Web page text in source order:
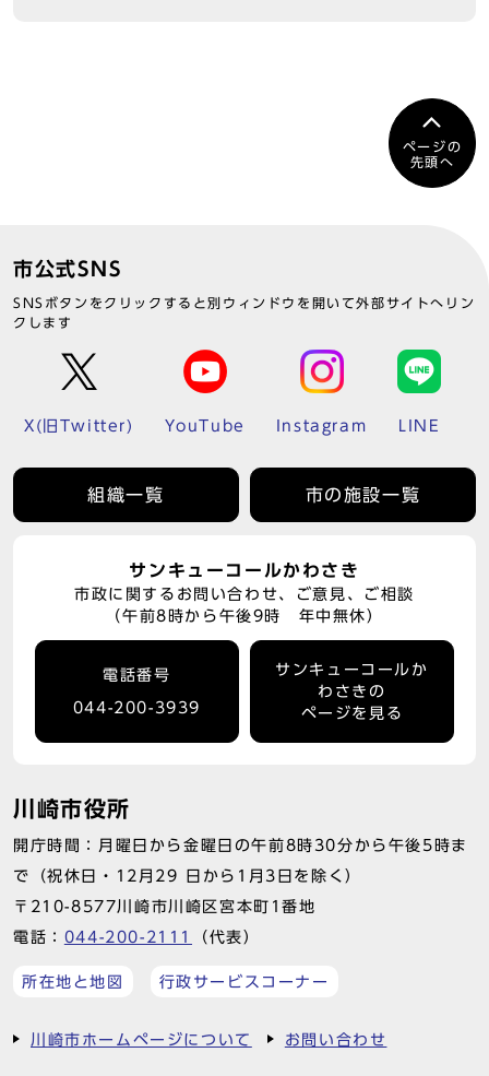
ページの
先頭へ
市公式SNS
SNSボタンをクリックすると別ウィンドウを開いて外部サイトへリン
クします
X(旧Twitter) YouTube Instagram LINE
組織一覧 市の施設一覧
サンキューコールかわさき
市政に関するお問い合わせ、ご意見、ご相談
（午前8時から午後9時 年中無休）
電話番号
044-200-3939
サンキューコールか
わさきの
ページを見る
川崎市役所
開庁時間：月曜日から金曜日の午前8時30分から午後5時ま
で（祝休日・12月29 日から1月3日を除く）
〒210-8577川崎市川崎区宮本町1番地
電話： 044-200-2111 （代表）
所在地と地図 行政サービスコーナー
川崎市ホームページについて お問い合わせ